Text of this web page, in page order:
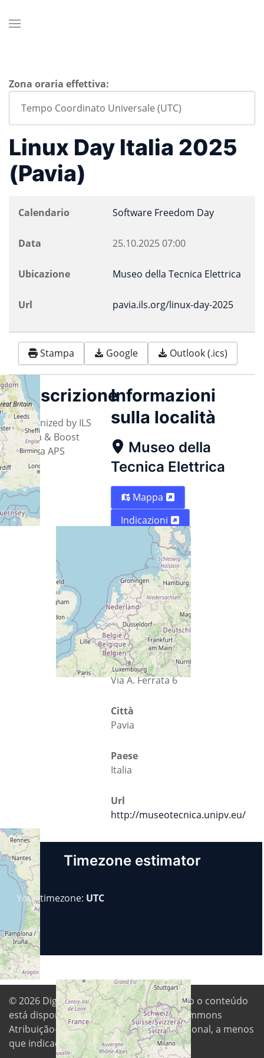
Zona oraria effettiva:
Linux Day Italia 2025
(Pavia)
Calendario Software Freedom Day
Data 25.10.202507:00
Ubicazione Museo della Tecnica Elettrica
Url pavia.ils.org/linux-day-2025
Stampa Google Outlook (.ics)
Descrizione
Organized by ILS
Pavia & Boost
Media APS
Informazioni
sulla località
Museo della
Tecnica Elettrica
Mappa
Indicazioni
Via
Via A. Ferrata 6
Città
Pavia
Paese
Italia
Url
http://museotecnica.unipv.eu/
Timezone estimator
Your timezone: UTC
© 2026 Digital Freedom Foundation. Todo o conteúdo
está disponível sob a licença Creative Commons
Atribuição-CompartilhaIgual 4.0 Internacional, a menos
que indicado de outra forma.